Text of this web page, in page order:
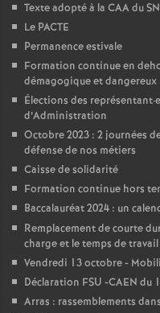
Texte adopté à la CAA du
Le PACTE
Permanence estivale
Formation continue en
démagogique et dangereux
Élections des représentant·e
d’Administration
Octobre 2023 : 2 journées
défense de nos métiers
Caisse de solidarité
Formation continue hors
Baccalauréat 2024 : un
Remplacement de courte
charge et le temps de travail
Vendredi 13 octobre -
Déclaration FSU -CAEN du
Arras : rassemblements